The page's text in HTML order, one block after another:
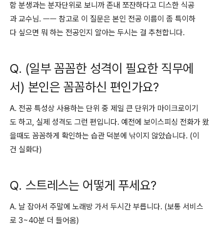
함 분생과는 분자단위로 보니까 존내 쪼잔하다고 디스한 식공
과 교수님. ㅡㅡ 참고로 이 질문은 본인 전공 이름이 좀 특이하
다 싶으면 뭐 하는 전공인지 알아는 두시는 걸 추천합니다.
Q. (일부 꼼꼼한 성격이 필요한 직무에
서) 본인은 꼼꼼하신 편인가요?
A. 전공 특성상 사용하는 단위 중 제일 큰 단위가 마이크로이기
도 하고, 실제 성격도 그런 편입니다. 예전에 보이스피싱 전화가 왔
을때도 꼼꼼하게 확인하는 습관 덕분에 낚이지 않았습니다. (이
건 실화다)
Q. 스트레스는 어떻게 푸세요?
A. 날 잡아서 주말에 노래방 가서 두시간 부릅니다. (보통 서비스
로 3~40분 더 들어옴)